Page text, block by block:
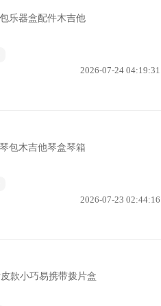
乐器盒配件木吉他
2026-07-24 04:19:31
包木吉他琴盒琴箱
2026-07-23 02:44:16
款小巧易携带拨片盒